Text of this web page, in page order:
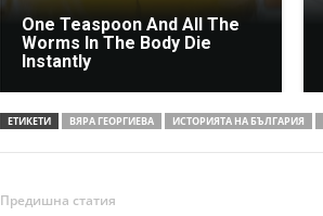
One Teaspoon And All The
Worms In The Body Die
Instantly
ЕТИКЕТИ ВЯРА ГЕОРГИЕВА ИСТОРИЯТА НА БЪЛГАРИЯ
Предишна статия